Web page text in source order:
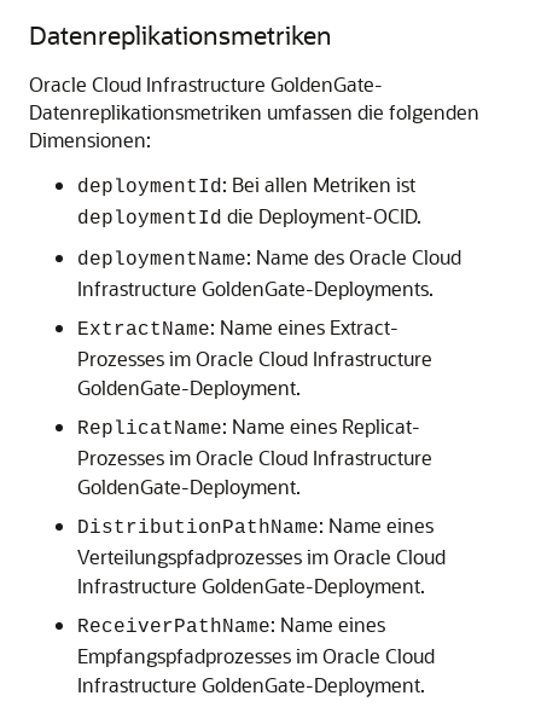
Datenreplikationsmetriken
Oracle Cloud Infrastructure GoldenGate-
Datenreplikationsmetriken umfassen die folgenden
Dimensionen:
deploymentId: Bei allen Metriken ist
deploymentId die Deployment-OCID.
deploymentName: Name desOracle Cloud
Infrastructure GoldenGate-Deployments.
ExtractName: Name eines Extract-
Prozesses imOracle Cloud Infrastructure
GoldenGate-Deployment.
ReplicatName: Name eines Replicat-
Prozesses imOracle Cloud Infrastructure
GoldenGate-Deployment.
DistributionPathName: Name eines
Verteilungspfadprozesses imOracle Cloud
Infrastructure GoldenGate-Deployment.
ReceiverPathName: Name eines
Empfangspfadprozesses imOracle Cloud
Infrastructure GoldenGate-Deployment.